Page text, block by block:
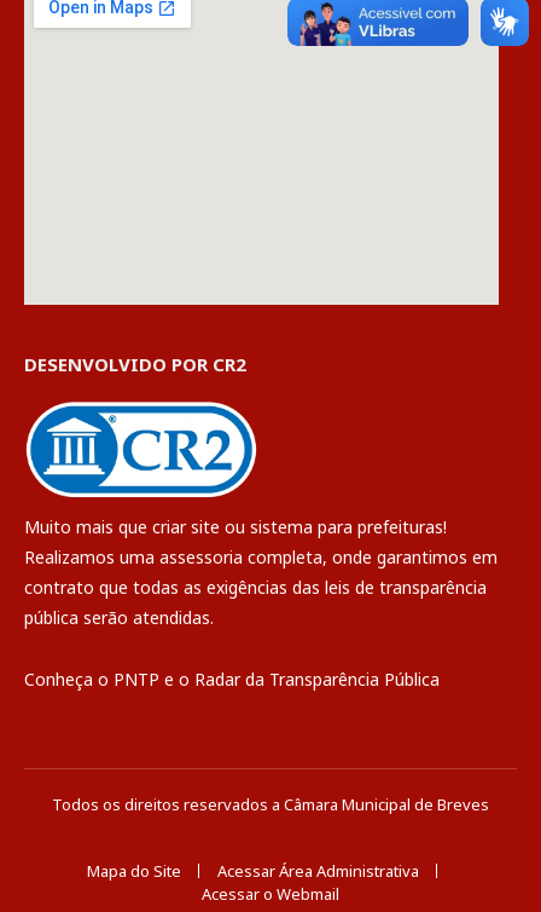
DESENVOLVIDO POR CR2
Muito mais que criar site ou sistema para prefeituras!
Realizamos uma assessoria completa, onde garantimos em
contrato que todas as exigências das leis de transparência
pública serão atendidas.
Conheça o PNTP e o Radar da Transparência Pública
Todos os direitos reservados a Câmara Municipal de Breves
Mapa do Site
Acessar Área Administrativa
Acessar o Webmail